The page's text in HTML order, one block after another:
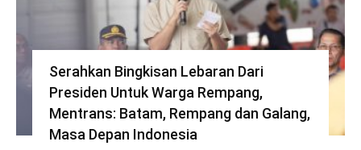
Serahkan Bingkisan Lebaran Dari
Presiden Untuk Warga Rempang,
Mentrans: Batam, Rempang dan Galang,
Masa Depan Indonesia